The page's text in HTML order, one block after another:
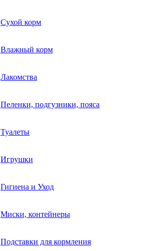
Сухой корм
Влажный корм
Лакомства
Пеленки, подгузники, пояса
Туалеты
Игрушки
Гигиена и Уход
Миски, контейнеры
Подставки для кормления